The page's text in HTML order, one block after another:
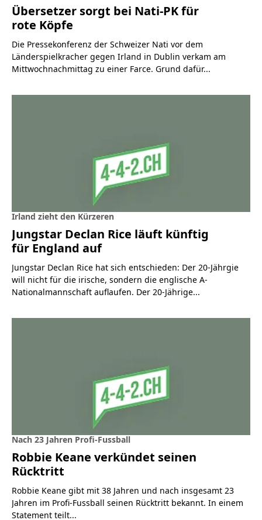
Übersetzer sorgt bei Nati-PK für
rote Köpfe
Die Pressekonferenz der Schweizer Nati vor dem
Länderspielkracher gegen Irland in Dublin verkam am
Mittwochnachmittag zu einer Farce. Grund dafür...
Irland zieht den Kürzeren
Jungstar Declan Rice läuft künftig
für England auf
Jungstar Declan Rice hat sich entschieden: Der 20-Jährgie
will nicht für die irische, sondern die englische A-
Nationalmannschaft auflaufen. Der 20-Jährige...
Nach 23 Jahren Profi-Fussball
Robbie Keane verkündet seinen
Rücktritt
Robbie Keane gibt mit 38 Jahren und nach insgesamt 23
Jahren im Profi-Fussball seinen Rücktritt bekannt. In einem
Statement teilt...